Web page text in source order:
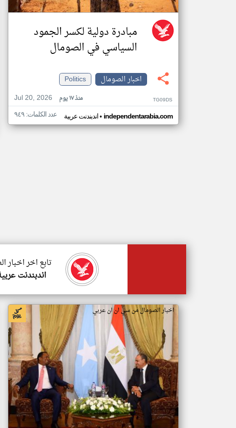
مبادرة دولية لكسر الجمود
السياسي في الصومال
اخبار الصومال
Politics
Jul 20, 2026
منذ ١٧ يوم TG09DS
اندبندنت عربية• independentarabia.com عدد الكلمات: ٩٤٩
تابع اخر اخبار
اندبندنت
اخبار الصومال من سي ان ان عربي